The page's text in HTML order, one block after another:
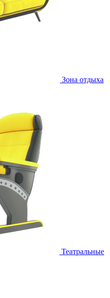
Зона отдыха
Театральные